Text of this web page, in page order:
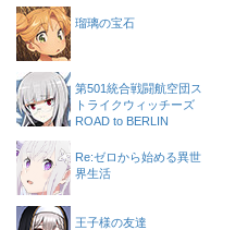
瑠璃の宝石
第501統合戦闘航空団ス
トライクウィッチーズ
ROAD to BERLIN
Re:ゼロから始める異世
界生活
王子様の友達